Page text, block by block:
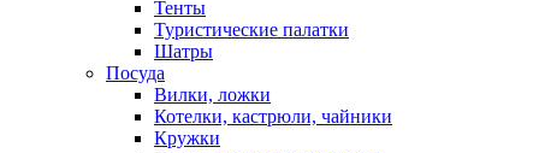
Тенты
Туристические палатки
Шатры
Посуда
Вилки, ложки
Котелки, кастрюли, чайники
Кружки